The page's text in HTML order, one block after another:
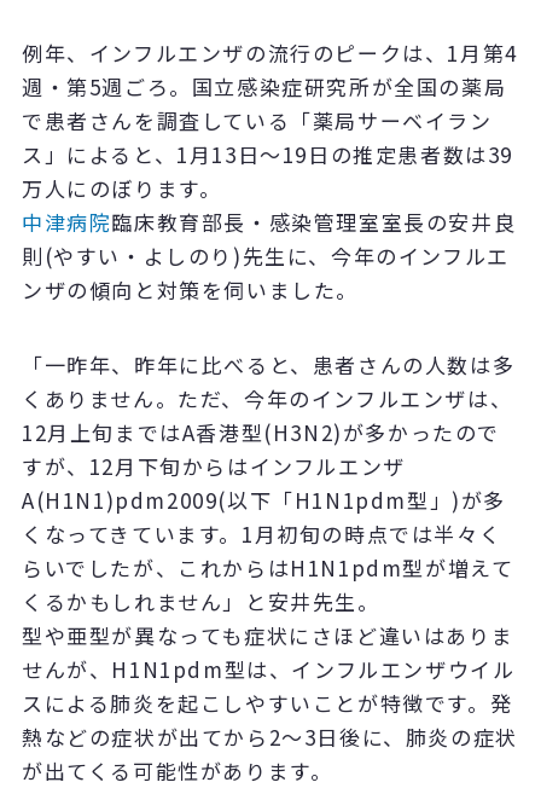
例年、インフルエンザの流行のピークは、1月第4
週・第5週ごろ。国立感染症研究所が全国の薬局
で患者さんを調査している「薬局サーベイラン
ス」によると、1月13日～19日の推定患者数は39
万人にのぼります。
中津病院臨床教育部長・感染管理室室長の安井良
則(やすい・よしのり)先生に、今年のインフルエ
ンザの傾向と対策を伺いました。
「一昨年、昨年に比べると、患者さんの人数は多
くありません。ただ、今年のインフルエンザは、
12月上旬まではA香港型(H3N2)が多かったので
すが、12月下旬からはインフルエンザ
A(H1N1)pdm2009(以下「H1N1pdm型」)が多
くなってきています。1月初旬の時点では半々く
らいでしたが、これからはH1N1pdm型が増えて
くるかもしれません」と安井先生。
型や亜型が異なっても症状にさほど違いはありま
せんが、H1N1pdm型は、インフルエンザウイル
スによる肺炎を起こしやすいことが特徴です。発
熱などの症状が出てから2～3日後に、肺炎の症状
が出てくる可能性があります。